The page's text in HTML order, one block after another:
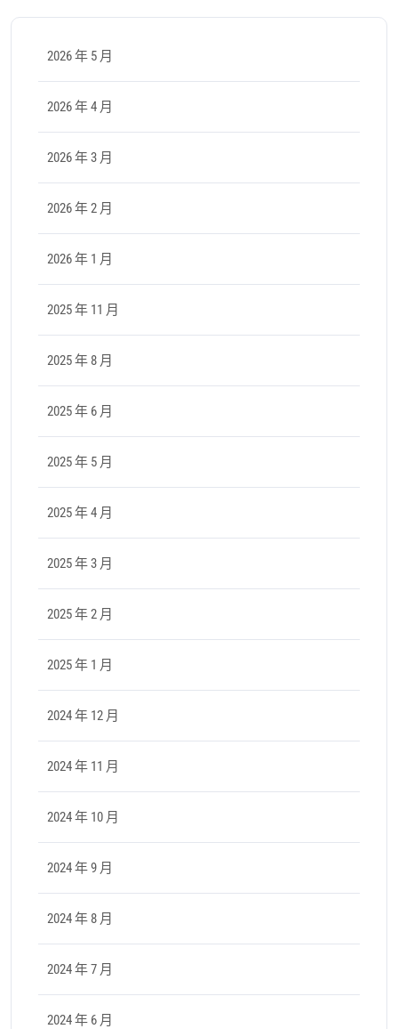
2026 年 5 月
2026 年 4 月
2026 年 3 月
2026 年 2 月
2026 年 1 月
2025 年 11 月
2025 年 8 月
2025 年 6 月
2025 年 5 月
2025 年 4 月
2025 年 3 月
2025 年 2 月
2025 年 1 月
2024 年 12 月
2024 年 11 月
2024 年 10 月
2024 年 9 月
2024 年 8 月
2024 年 7 月
2024 年 6 月